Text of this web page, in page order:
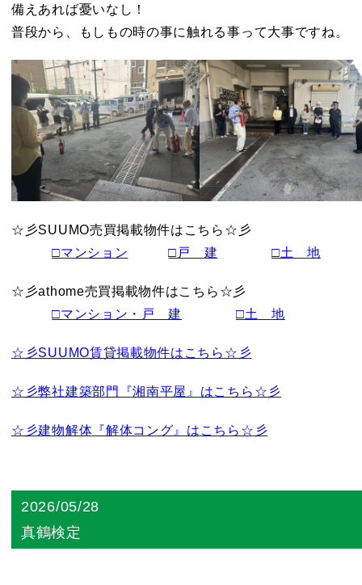
備えあれば憂いなし！
普段から、もしもの時の事に触れる事って大事ですね。
☆彡SUUMO売買掲載物件はこちら☆彡
□マンション
□戸 建 □土 地
☆彡athome売買掲載物件はこちら☆彡
□マンション・戸 建
□土 地
☆彡SUUMO賃貸掲載物件はこちら☆彡
☆彡弊社建築部門『湘南平屋』はこちら☆彡
☆彡建物解体『解体コング』はこちら☆彡
2026/05/28
真鶴検定